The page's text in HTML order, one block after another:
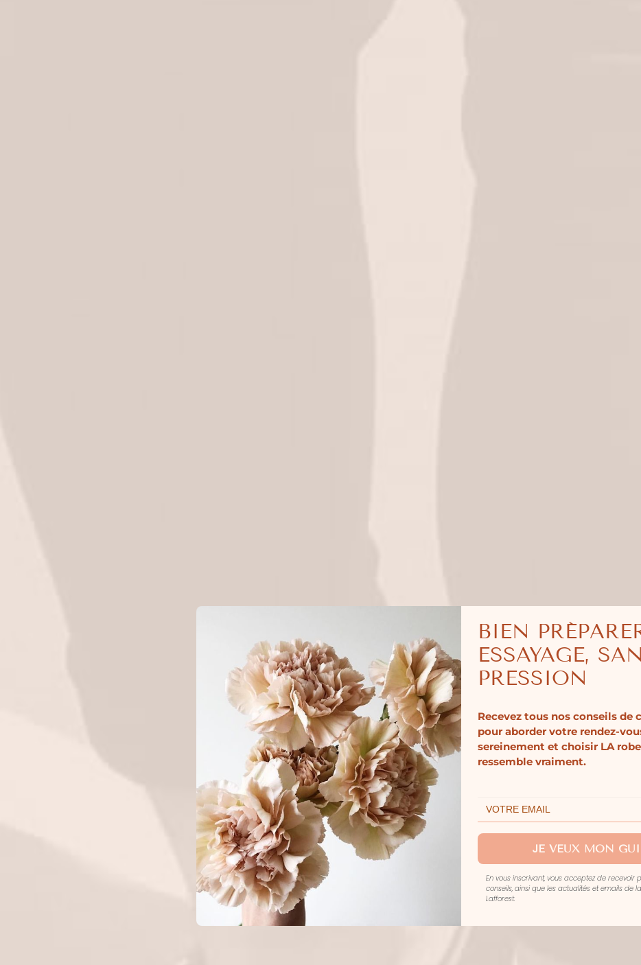
THE ITALIAN WEDDING
BIEN
ESSAYAGE,
PRESSION
Recevez tous nos conseils de
pour aborder votre rendez-
sereinement et choisir LA
ressemble vraiment.
JE VEUX MON
En vous inscrivant, vous acceptez de recevoir
conseils, ainsi que les actualités et emails de
Lafforest.